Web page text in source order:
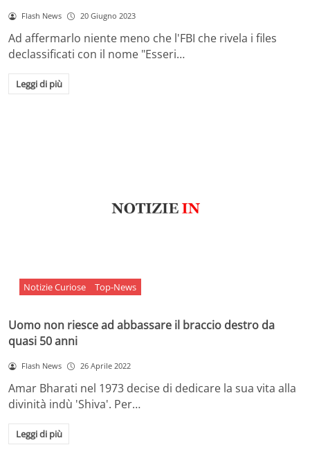
Flash News 20 Giugno 2023
Ad affermarlo niente meno che l'FBI che rivela i files
declassificati con il nome "Esseri…
Leggi di più
Notizie Curiose Top-News
Uomo non riesce ad abbassare il braccio destro da
quasi 50 anni
Flash News 26 Aprile 2022
Amar Bharati nel 1973 decise di dedicare la sua vita alla
divinità indù 'Shiva'. Per…
Leggi di più